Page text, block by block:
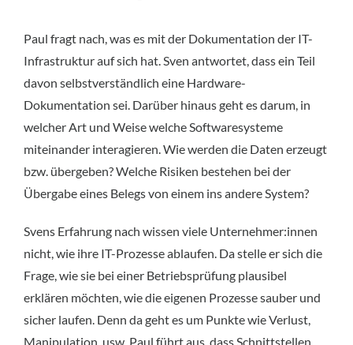
Paul fragt nach, was es mit der Dokumentation der IT-
Infrastruktur auf sich hat. Sven antwortet, dass ein Teil
davon selbstverständlich eine Hardware-
Dokumentation sei. Darüber hinaus geht es darum, in
welcher Art und Weise welche Softwaresysteme
miteinander interagieren. Wie werden die Daten erzeugt
bzw. übergeben? Welche Risiken bestehen bei der
Übergabe eines Belegs von einem ins andere System?
Svens Erfahrung nach wissen viele Unternehmer:innen
nicht, wie ihre IT-Prozesse ablaufen. Da stelle er sich die
Frage, wie sie bei einer Betriebsprüfung plausibel
erklären möchten, wie die eigenen Prozesse sauber und
sicher laufen. Denn da geht es um Punkte wie Verlust,
Manipulation, usw. Paul führt aus, dass Schnittstellen